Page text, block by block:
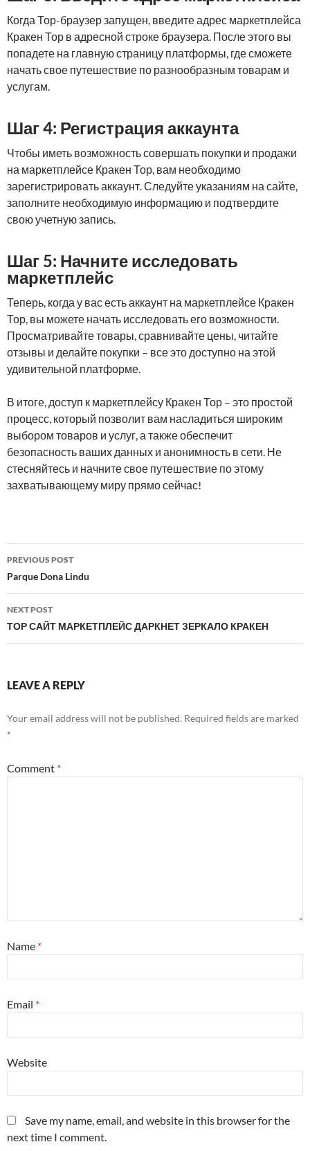
Когда Тор-браузер запущен, введите адрес маркетплейса
Кракен Тор в адресной строке браузера. После этого вы
попадете на главную страницу платформы, где сможете
начать свое путешествие по разнообразным товарам и
услугам.
Шаг 4: Регистрация аккаунта
Чтобы иметь возможность совершать покупки и продажи
на маркетплейсе Кракен Тор, вам необходимо
зарегистрировать аккаунт. Следуйте указаниям на сайте,
заполните необходимую информацию и подтвердите
свою учетную запись.
Шаг 5: Начните исследовать
маркетплейс
Теперь, когда у вас есть аккаунт на маркетплейсе Кракен
Тор, вы можете начать исследовать его возможности.
Просматривайте товары, сравнивайте цены, читайте
отзывы и делайте покупки – все это доступно на этой
удивительной платформе.
В итоге, доступ к маркетплейсу Кракен Тор – это простой
процесс, который позволит вам насладиться широким
выбором товаров и услуг, а также обеспечит
безопасность ваших данных и анонимность в сети. Не
стесняйтесь и начните свое путешествие по этому
захватывающему миру прямо сейчас!
Post
navigation
PREVIOUS POST
Parque Dona Lindu
NEXT POST
ТОР САЙТ МАРКЕТПЛЕЙС ДАРКНЕТ ЗЕРКАЛО КРАКЕН
LEAVE A REPLY
Your email address will not be published. Required fields are marked
*
Comment *
Name *
Email *
Website
Save my name, email, and website in this browser for the
next time I comment.